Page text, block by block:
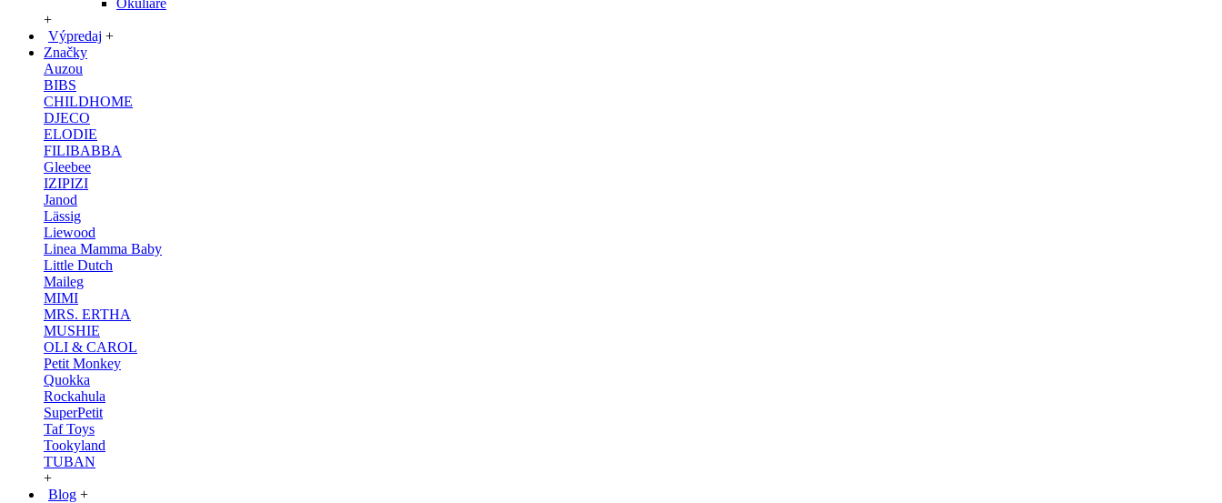
Okuliare
+
Výpredaj +
Značky
Auzou
BIBS
CHILDHOME
DJECO
ELODIE
FILIBABBA
Gleebee
IZIPIZI
Janod
Lässig
Liewood
Linea Mamma Baby
Little Dutch
Maileg
MIMI
MRS. ERTHA
MUSHIE
OLI & CAROL
Petit Monkey
Quokka
Rockahula
SuperPetit
Taf Toys
Tookyland
TUBAN
+
Blog +